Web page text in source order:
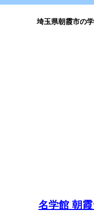
埼玉県朝霞市の
名学館 朝